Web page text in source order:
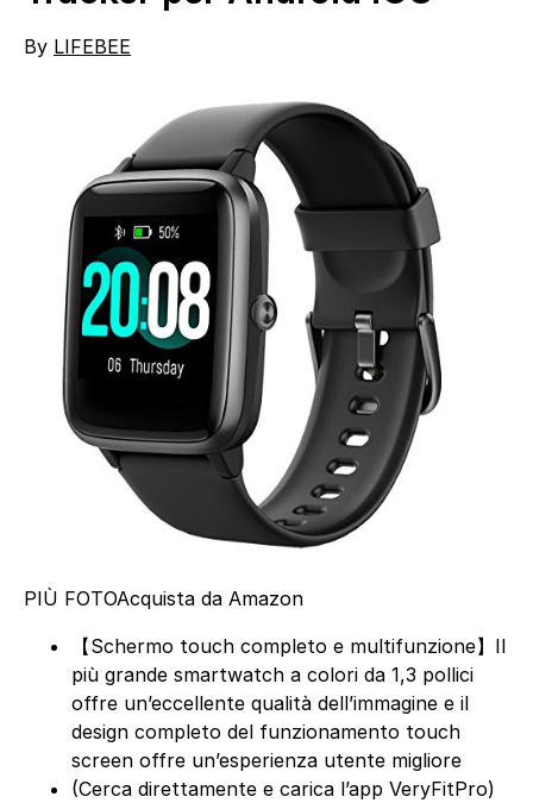
By LIFEBEE
PIÙ FOTOAcquista da Amazon
【Schermo touch completo e multifunzione】Il
più grande smartwatch a colori da 1,3 pollici
offre un’eccellente qualità dell’immagine e il
design completo del funzionamento touch
screen offre un’esperienza utente migliore
(Cerca direttamente e carica l’app VeryFitPro)